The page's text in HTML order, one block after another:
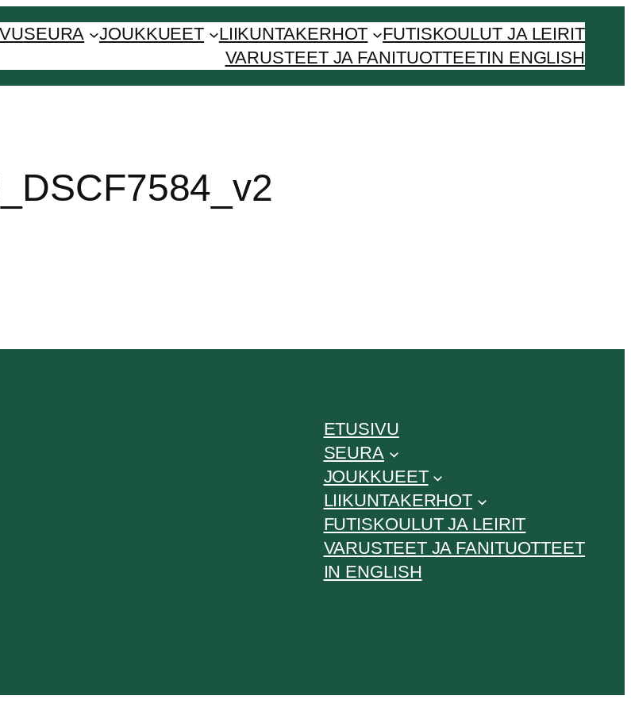
SEURA JOUKKUEET LIIKUNTAKERHOT
FUTISKOULUT JA LEIRIT
VARUSTEET JA FANITUOTTEETIN ENGLISH
ETUSIVU
SEURA
JOUKKUEET
LIIKUNTAKERHOT
FUTISKOULUT JA LEIRIT
VARUSTEET JA FANITUOTTEET
IN ENGLISH